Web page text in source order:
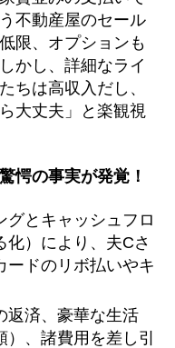
不動産屋のセール
限、オプションも
かし、詳細なライ
ちは高収入だし、
大丈夫」と楽観視
愕の事実が発覚！
グとキャッシュフロ
化）により、夫Cさ
ードのリボ払いやキ
返済、豪華な生活
、諸費用を差し引